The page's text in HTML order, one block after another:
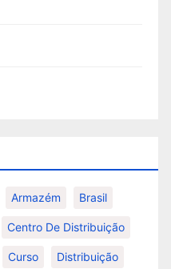
Armazém Brasil
Centro De Distribuição
Curso Distribuição